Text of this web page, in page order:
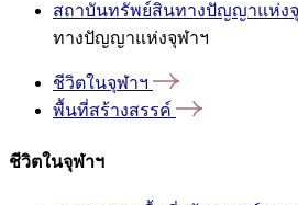
สถาบันทรัพย์สินทางปัญญาแห่ง
ทางปัญญาแห่งจุฬาฯ
ชีวิตในจุฬาฯ
พื้นที่สร้างสรรค์
ชีวิตในจุฬาฯ